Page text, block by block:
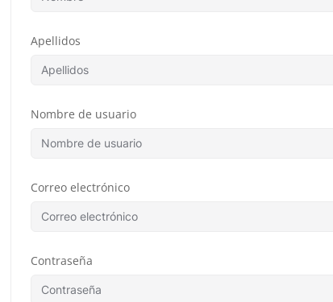
Apellidos
Nombre de usuario
Correo electrónico
Contraseña